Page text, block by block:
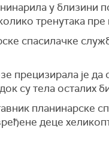
у близини
тренутака пре
спасилачке
прецизирала је да
су тела осталих
планинарске
деце